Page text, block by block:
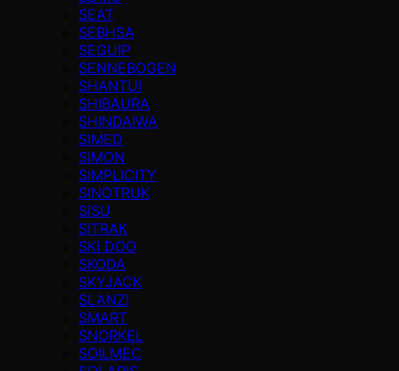
SEAT
SEBHSA
SEGUIP
SENNEBOGEN
SHANTUI
SHIBAURA
SHINDAIWA
SIMED
SIMON
SIMPLICITY
SINOTRUK
SISU
SITRAK
SKI DOO
SKODA
SKYJACK
SLANZI
SMART
SNORKEL
SOILMEC